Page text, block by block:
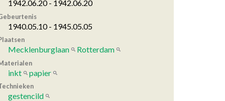
1942.06.20 - 1942.06.20
1940.05.10 - 1945.05.05
Mecklenburglaan Rotterdam
inkt papier
gestencild